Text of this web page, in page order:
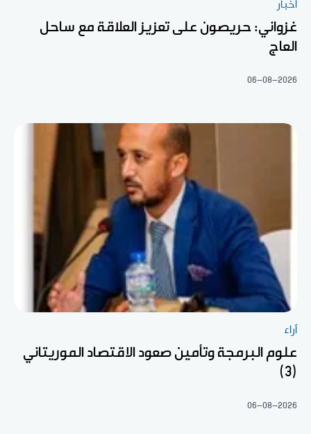
أخبار
غزواني: حريصون على تعزيز العلاقة مع ساحل
العاج
06-08-2026
آراء
علوم البرمجة وتأمين صعود الاقتصاد الموريتاني
(3)
06-08-2026